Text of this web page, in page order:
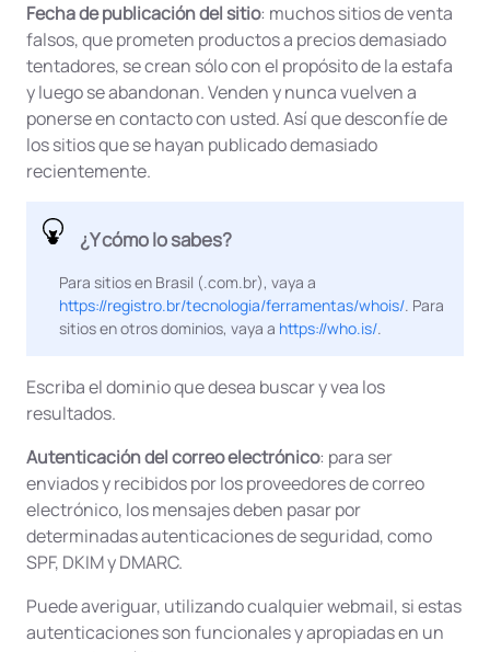
Fecha de publicación del sitio: muchos sitios de venta
falsos, que prometen productos a precios demasiado
tentadores, se crean sólo con el propósito de la estafa
y luego se abandonan. Venden y nunca vuelven a
ponerse en contacto con usted. Así que desconfíe de
los sitios que se hayan publicado demasiado
recientemente.
¿Y cómo lo sabes?
Para sitios en Brasil (.com.br), vaya a
https://registro.br/tecnologia/ferramentas/whois/. Para
sitios en otros dominios, vaya a https://who.is/.
Escriba el dominio que desea buscar y vea los
resultados.
Autenticación del correo electrónico: para ser
enviados y recibidos por los proveedores de correo
electrónico, los mensajes deben pasar por
determinadas autenticaciones de seguridad, como
SPF, DKIM y DMARC.
Puede averiguar, utilizando cualquier webmail, si estas
autenticaciones son funcionales y apropiadas en un